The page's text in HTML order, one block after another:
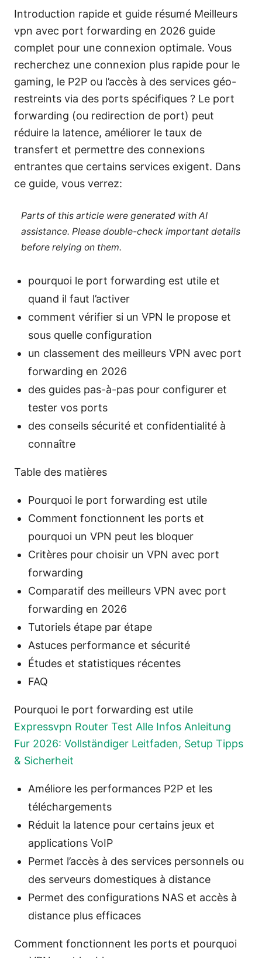
Introduction rapide et guide résumé Meilleurs
vpn avec port forwarding en 2026 guide
complet pour une connexion optimale. Vous
recherchez une connexion plus rapide pour le
gaming, le P2P ou l’accès à des services géo-
restreints via des ports spécifiques ? Le port
forwarding (ou redirection de port) peut
réduire la latence, améliorer le taux de
transfert et permettre des connexions
entrantes que certains services exigent. Dans
ce guide, vous verrez:
Parts of this article were generated with AI
assistance. Please double-check important details
before relying on them.
pourquoi le port forwarding est utile et
quand il faut l’activer
comment vérifier si un VPN le propose et
sous quelle configuration
un classement des meilleurs VPN avec port
forwarding en 2026
des guides pas-à-pas pour configurer et
tester vos ports
des conseils sécurité et confidentialité à
connaître
Table des matières
Pourquoi le port forwarding est utile
Comment fonctionnent les ports et
pourquoi un VPN peut les bloquer
Critères pour choisir un VPN avec port
forwarding
Comparatif des meilleurs VPN avec port
forwarding en 2026
Tutoriels étape par étape
Astuces performance et sécurité
Études et statistiques récentes
FAQ
Pourquoi le port forwarding est utile
Expressvpn Router Test Alle Infos Anleitung
Fur 2026: Vollständiger Leitfaden, Setup Tipps
& Sicherheit
Améliore les performances P2P et les
téléchargements
Réduit la latence pour certains jeux et
applications VoIP
Permet l’accès à des services personnels ou
des serveurs domestiques à distance
Permet des configurations NAS et accès à
distance plus efficaces
Comment fonctionnent les ports et pourquoi